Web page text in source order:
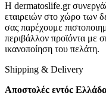
Η dermatoslife.gr
εταιρειών στο χώρο των
σας παρέχουμε
περιβάλλον προϊόντα με
ικανοποίηση του πελάτη.
Shipping & Delivery
Αποστολές εντός